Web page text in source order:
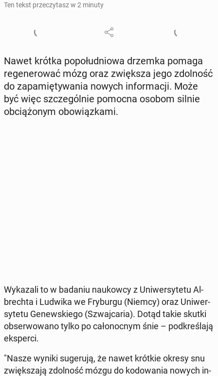
Ten tekst przeczytasz w 2 minuty
Nawet krótka po­po­łu­dnio­wa drzemka pomaga
re­ge­ne­ro­wać mózg oraz zwięk­sza jego zdol­ność
do za­pa­mię­ty­wa­nia nowych in­for­ma­cji. Może
być więc szcze­gól­nie pomocna osobom silnie
ob­cią­żo­nym obo­wiąz­ka­mi.
Wy­ka­za­li to w badaniu na­ukow­cy z Uni­wer­sy­te­tu Al­
brech­ta i Ludwika we Fry­bur­gu (Niemcy) oraz Uni­wer­
sy­te­tu Ge­new­skie­go (Szwaj­ca­ria). Dotąd takie skutki
ob­ser­wo­wa­no tylko po ca­ło­noc­nym śnie – pod­kre­śla­ją
eks­per­ci.
"Nasze wyniki su­ge­ru­ją, że nawet krótkie okresy snu
zwięk­sza­ją zdol­ność mózgu do ko­do­wa­nia nowych in­